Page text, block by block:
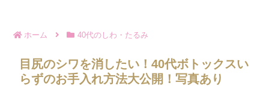
ホーム 40代のしわ・たるみ
目尻のシワを消したい！40代ボトックスい
らずのお手入れ方法大公開！写真あり